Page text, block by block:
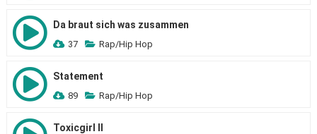
Da braut sich was zusammen
37 Rap/Hip Hop
Statement
89 Rap/Hip Hop
Toxicgirl II